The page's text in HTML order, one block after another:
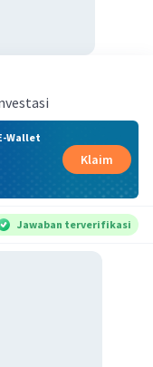
Wallet
Klaim
Jawaban terverifikasi